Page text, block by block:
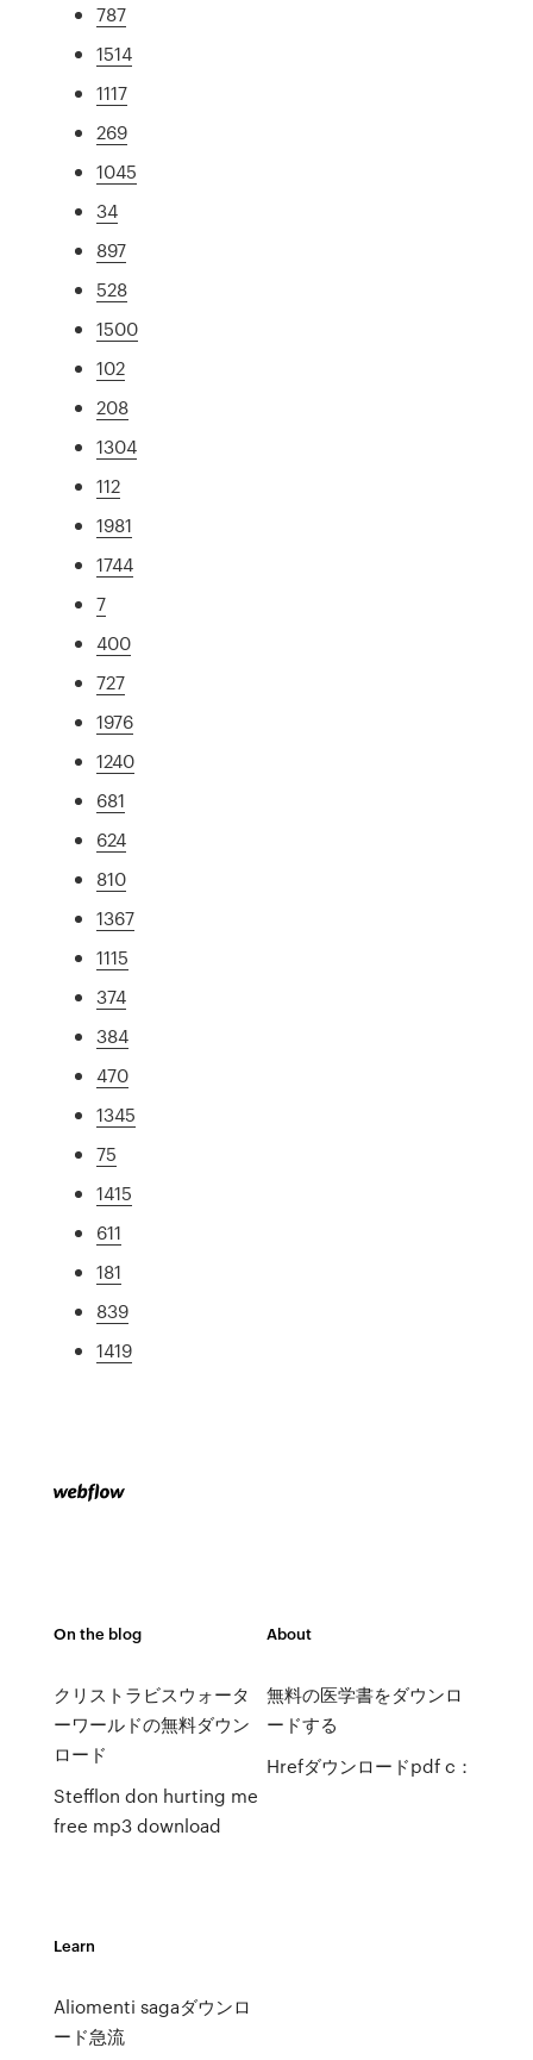
787
1514
1117
269
1045
34
897
528
1500
102
208
1304
112
1981
1744
7
400
727
1976
1240
681
624
810
1367
1115
374
384
470
1345
75
1415
611
181
839
1419
On the blog
クリストラビスウォータ
ーワールドの無料ダウン
ロード
Stefflon don hurting me
free mp3 download
About
無料の医学書をダウンロ
ードする
Hrefダウンロードpdf c：
Learn
Aliomenti sagaダウンロ
ード急流